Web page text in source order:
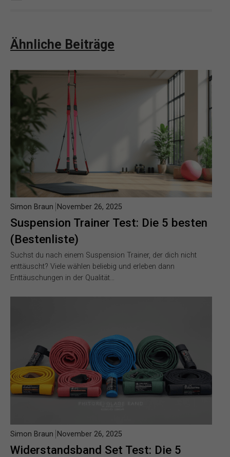
Ähnliche Beiträge
Suspension Trainer Test: Die 5 besten
(Bestenliste)
Simon Braun November 26, 2025
Suchst du nach einem Suspension Trainer, der dich nicht
enttäuscht? Viele wählen beliebig und erleben dann
Enttäuschungen in der Qualität…
Widerstandsband Set Test: Die 5
Simon Braun November 26, 2025